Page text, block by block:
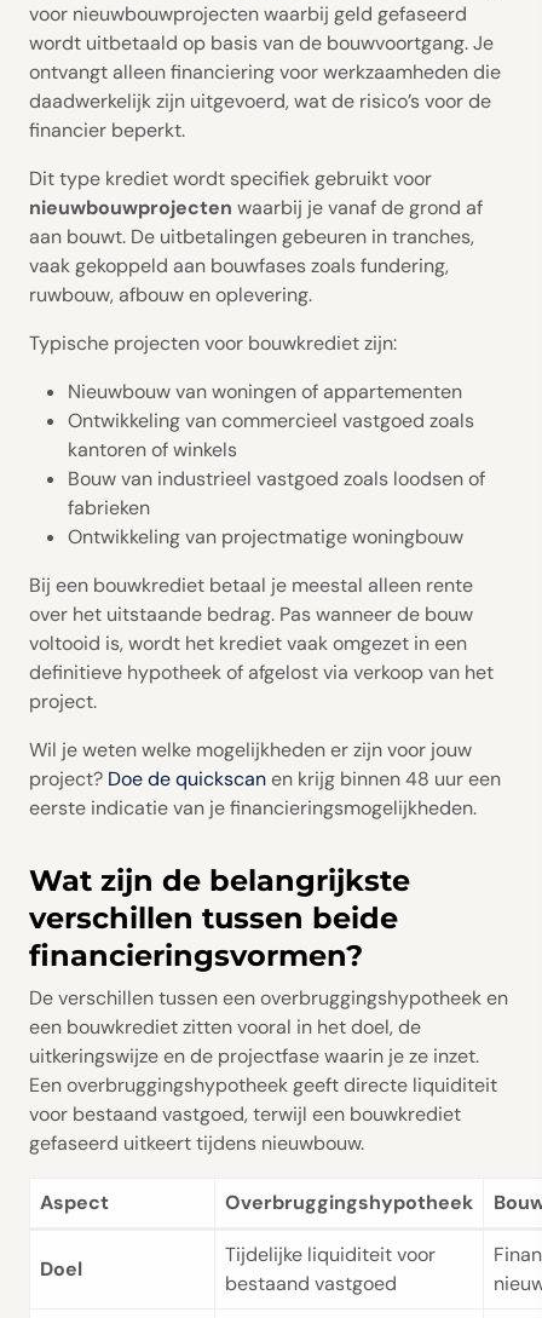
voor nieuwbouwprojecten waarbij geld gefaseerd
wordt uitbetaald op basis van de bouwvoortgang. Je
ontvangt alleen financiering voor werkzaamheden die
daadwerkelijk zijn uitgevoerd, wat de risico’s voor de
financier beperkt.
Dit type krediet wordt specifiek gebruikt voor
nieuwbouwprojecten waarbij je vanaf de grond af
aan bouwt. De uitbetalingen gebeuren in tranches,
vaak gekoppeld aan bouwfases zoals fundering,
ruwbouw, afbouw en oplevering.
Typische projecten voor bouwkrediet zijn:
Nieuwbouw van woningen of appartementen
Ontwikkeling van commercieel vastgoed zoals
kantoren of winkels
Bouw van industrieel vastgoed zoals loodsen of
fabrieken
Ontwikkeling van projectmatige woningbouw
Bij een bouwkrediet betaal je meestal alleen rente
over het uitstaande bedrag. Pas wanneer de bouw
voltooid is, wordt het krediet vaak omgezet in een
definitieve hypotheek of afgelost via verkoop van het
project.
Wil je weten welke mogelijkheden er zijn voor jouw
project? Doe de quickscanen krijg binnen 48 uur een
eerste indicatie van je financieringsmogelijkheden.
Wat zijn de belangrijkste
verschillen tussen beide
financieringsvormen?
De verschillen tussen een overbruggingshypotheek en
een bouwkrediet zitten vooral in het doel, de
uitkeringswijze en de projectfase waarin je ze inzet.
Een overbruggingshypotheek geeft directe liquiditeit
voor bestaand vastgoed, terwijl een bouwkrediet
gefaseerd uitkeert tijdens nieuwbouw.
Aspect Overbruggingshypotheek
Doel
Tijdelijke liquiditeit voor
bestaand vastgoed